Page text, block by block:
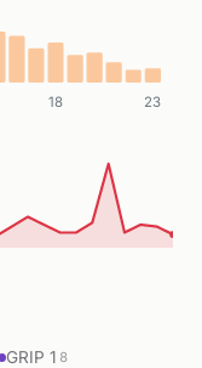
18 23
GRIP 1 8